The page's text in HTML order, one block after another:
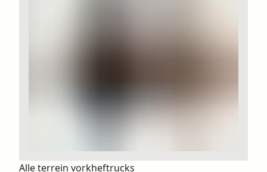
Alle terrein vorkheftrucks